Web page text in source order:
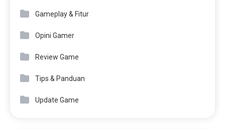
Gameplay & Fitur
Opini Gamer
Review Game
Tips & Panduan
Update Game